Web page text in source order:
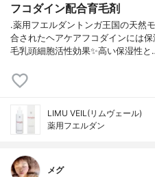
フコダイン配合育毛剤
.薬用フエルダントンガ王国の天然
合されたヘアケアフコダインには
毛乳頭細胞活性効果✨高い保湿性と
LIMU VEIL(リムヴェール)
薬用フエルダン
メグ